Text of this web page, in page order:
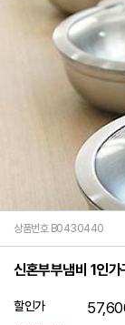
상품번호 B0430440
신혼부부냄비 1인가
할인가